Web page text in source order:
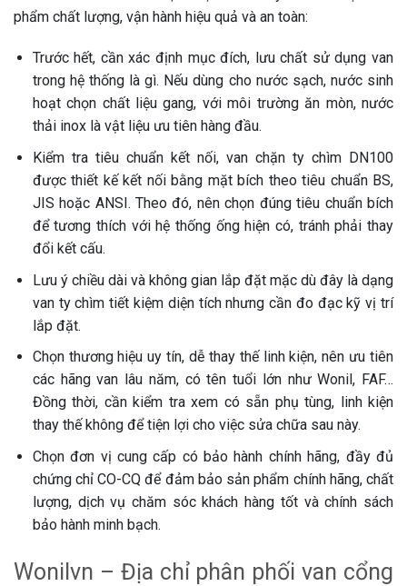
phẩm chất lượng, vận hành hiệu quả và an toàn:
Trước hết, cần xác định mục đích, lưu chất sử dụng van
trong hệ thống là gì. Nếu dùng cho nước sạch, nước sinh
hoạt chọn chất liệu gang, với môi trường ăn mòn, nước
thải inox là vật liệu ưu tiên hàng đầu.
Kiểm tra tiêu chuẩn kết nối, van chặn ty chìm DN100
được thiết kế kết nối bằng mặt bích theo tiêu chuẩn BS,
JIS hoặc ANSI. Theo đó, nên chọn đúng tiêu chuẩn bích
để tương thích với hệ thống ống hiện có, tránh phải thay
đổi kết cấu.
Lưu ý chiều dài và không gian lắp đặt mặc dù đây là dạng
van ty chìm tiết kiệm diện tích nhưng cần đo đạc kỹ vị trí
lắp đặt.
Chọn thương hiệu uy tín, dễ thay thế linh kiện, nên ưu tiên
các hãng van lâu năm, có tên tuổi lớn như Wonil, FAF…
Đồng thời, cần kiểm tra xem có sẵn phụ tùng, linh kiện
thay thế không để tiện lợi cho việc sửa chữa sau này.
Chọn đơn vị cung cấp có bảo hành chính hãng, đầy đủ
chứng chỉ CO-CQ để đảm bảo sản phẩm chính hãng, chất
lượng, dịch vụ chăm sóc khách hàng tốt và chính sách
bảo hành minh bạch.
Wonilvn – Địa chỉ phân phối van cổng